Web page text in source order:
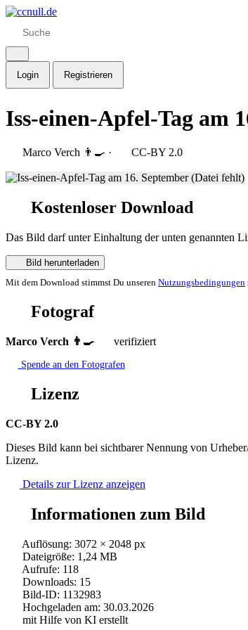
Login Registrieren
Iss-einen-Apfel-Tag am
Marco Verch 👨‍🍳 · CC-BY 2.0
Kostenloser Download
Das Bild darf unter Einhaltung der unten genannten
Bild herunterladen
Mit dem Download stimmst Du unseren Nutzungsbedingungen
Fotograf
Marco Verch 👨‍🍳 verifiziert
Spende an den Fotografen
Lizenz
CC-BY 2.0
Dieses Bild kann bei sichtbarer Nennung von
Lizenz.
Details zur Lizenz anzeigen
Informationen zum Bild
Auflösung: 3072 × 2048 px
Dateigröße: 1,24 MB
Aufrufe: 118
Downloads: 15
Bild-ID: 1132983
Hochgeladen am: 30.03.2026
mit Hilfe von KI erstellt